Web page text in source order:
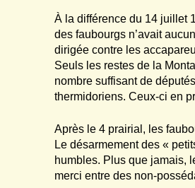
À la différence du 14 juillet
des faubourgs n’avait
dirigée contre les
Seuls les restes de la
nombre suffisant de
thermidoriens. Ceux-ci en
Après le 4 prairial, les
Le désarmement des «
humbles. Plus que jamais,
merci entre des non-